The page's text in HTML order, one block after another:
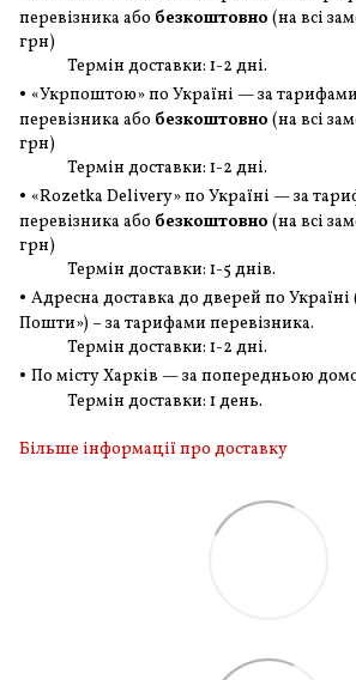
перевізника або безкоштовно (на всі
грн)
Термін доставки: 1-2 дні.
• «Укрпоштою» по Україні — за тарифами
перевізника або безкоштовно (на всі
грн)
Термін доставки: 1-2 дні.
• «Rozetka Delivery» по Україні — за
перевізника або безкоштовно (на всі
грн)
Термін доставки: 1-5 днів.
• Адресна доставка до дверей по
Пошти») – за тарифами перевізника.
Термін доставки: 1-2 дні.
• По місту Харків — за попередньою
Термін доставки: 1 день.
Більше інформації про доставку